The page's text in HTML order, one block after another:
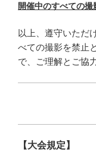
開催中のすべての撮
以上、遵守いただ
べての撮影を禁止
で、ご理解とご協
【大会規定】